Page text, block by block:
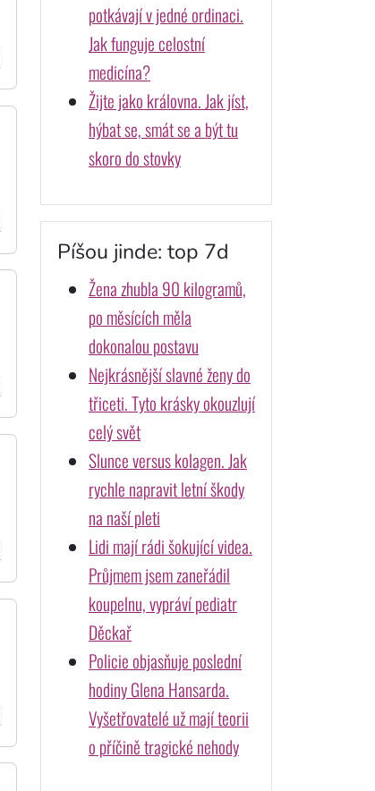
potkávají v jedné ordinaci.
Jak funguje celostní
medicína?
Žijte jako královna. Jak jíst,
hýbat se, smát se a být tu
skoro do stovky
Píšou jinde: top 7d
Žena zhubla 90 kilogramů,
po měsících měla
dokonalou postavu
Nejkrásnější slavné ženy do
třiceti. Tyto krásky okouzlují
celý svět
Slunce versus kolagen. Jak
rychle napravit letní škody
na naší pleti
Lidi mají rádi šokující videa.
Průjmem jsem zaneřádil
koupelnu, vypráví pediatr
Děckař
Policie objasňuje poslední
hodiny Glena Hansarda.
Vyšetřovatelé už mají teorii
o příčině tragické nehody